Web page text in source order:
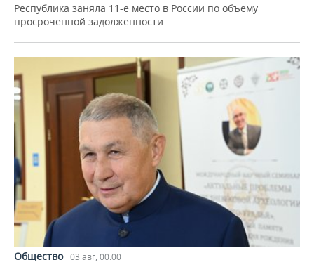
Республика заняла 11-е место в России по объему
просроченной задолженности
Общество 03 авг, 00:00